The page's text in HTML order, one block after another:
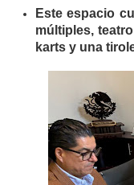
Este espacio
múltiples,
karts y una